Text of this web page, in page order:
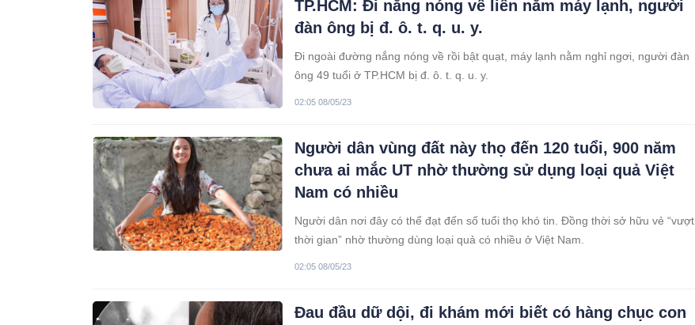
TP.HCM: Đi nắng nóng về liền nằm máy lạnh, người
đàn ông bị đ. ô. t. q. u. y.
Đi ngoài đường nắng nóng về rồi bật quạt, máy lạnh nằm nghỉ ngơi, người đàn
ông 49 tuổi ở TP.HCM bị đ. ô. t. q. u. y.
02:05 08/05/23
Người dân vùng đất này thọ đến 120 tuổi, 900 năm
chưa ai mắc UT nhờ thường sử dụng loại quả Việt
Nam có nhiều
Người dân nơi đây có thể đạt đến số tuổi thọ khó tin. Đồng thời sở hữu vẻ “vượt
thời gian” nhờ thường dùng loại quả có nhiều ở Việt Nam.
02:05 08/05/23
Đau đầu dữ dội, đi khám mới biết có hàng chục con